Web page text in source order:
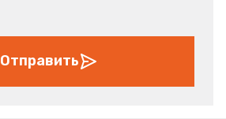
Отправить